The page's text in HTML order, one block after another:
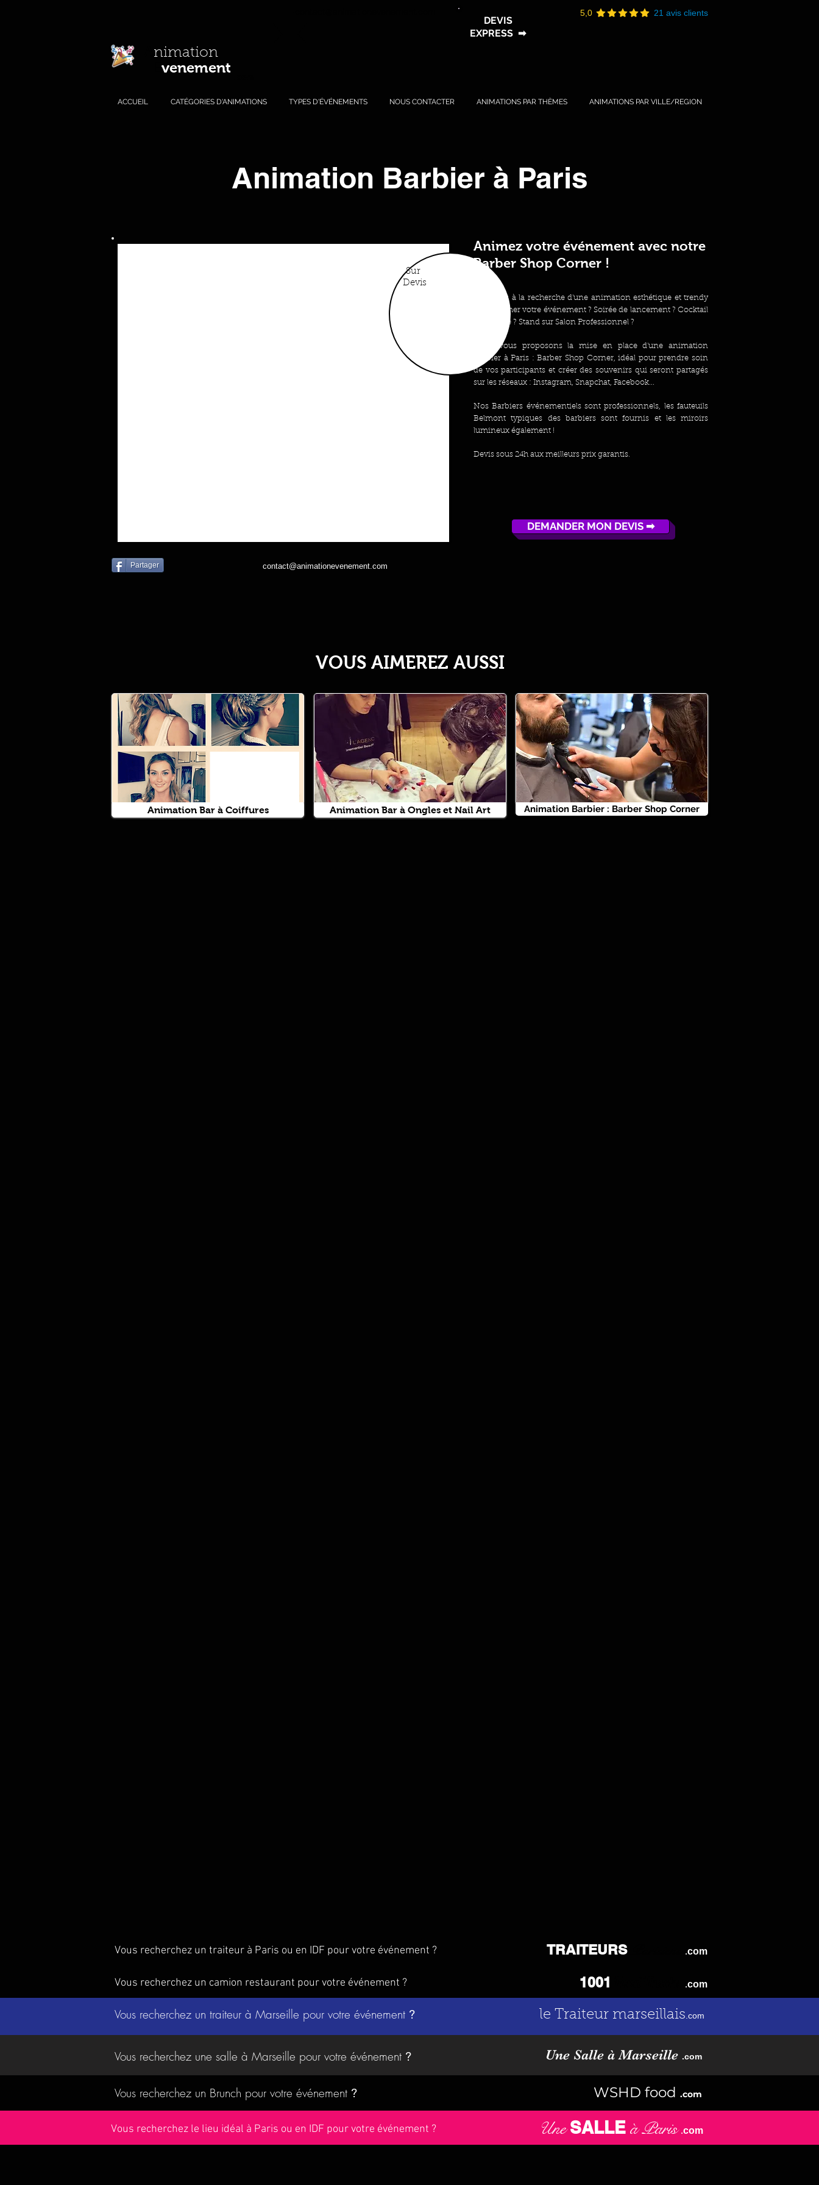
5,0 21 avis clients
nimation
venement
DEVIS
EXPRESS ➡
ACCUEIL CATÉGORIES D'ANIMATIONS TYPES D'ÉVÉNEMENTS NOUS CONTACTER ANIMATIONS PAR THÈMES ANIMATIONS PAR VILLE/REGION
Animation Barbier à Paris
Sur
Devis
Partager contact@animationevenement.com
Animez votre événement avec notre
Barber Shop Corner !
Vous êtes à la recherche d'une animation esthétique et trendy
pour animer votre événement ? Soirée de lancement ? Cocktail
entreprise ? Stand sur Salon Professionnel ?
Nous vous proposons la mise en place d'une animation
Barbier à Paris : Barber Shop Corner, idéal pour prendre soin
de vos participants et créer des souvenirs qui seront partagés
sur les réseaux : Instagram, Snapchat, Facebook...
Nos Barbiers événementiels sont professionnels, les fauteuils
Belmont typiques des barbiers sont fournis et les miroirs
lumineux également !
Devis sous 24h aux meilleurs prix garantis.
DEMANDER MON DEVIS ➡
VOUS AIMEREZ AUSSI
Animation Barbier : Barber Shop Corner
Animation Bar à Ongles et Nail Art
Animation Bar à Coiffures
Vous recherchez un traiteur à Paris ou en IDF pour votre événement ? TRAITEURS .com
Vous recherchez un camion restaurant pour votre événement ? 1001 .com
Vous recherchez un traiteur à Marseille pour votre événement ? le Traiteur marseillais .com
Vous recherchez une salle à Marseille pour votre événement ? Une Salle à Marseille .com
Vous recherchez un Brunch pour votre événement ? WSHD food .com
Vous recherchez le lieu idéal à Paris ou en IDF pour votre événement ? Une SALLE à Paris .com